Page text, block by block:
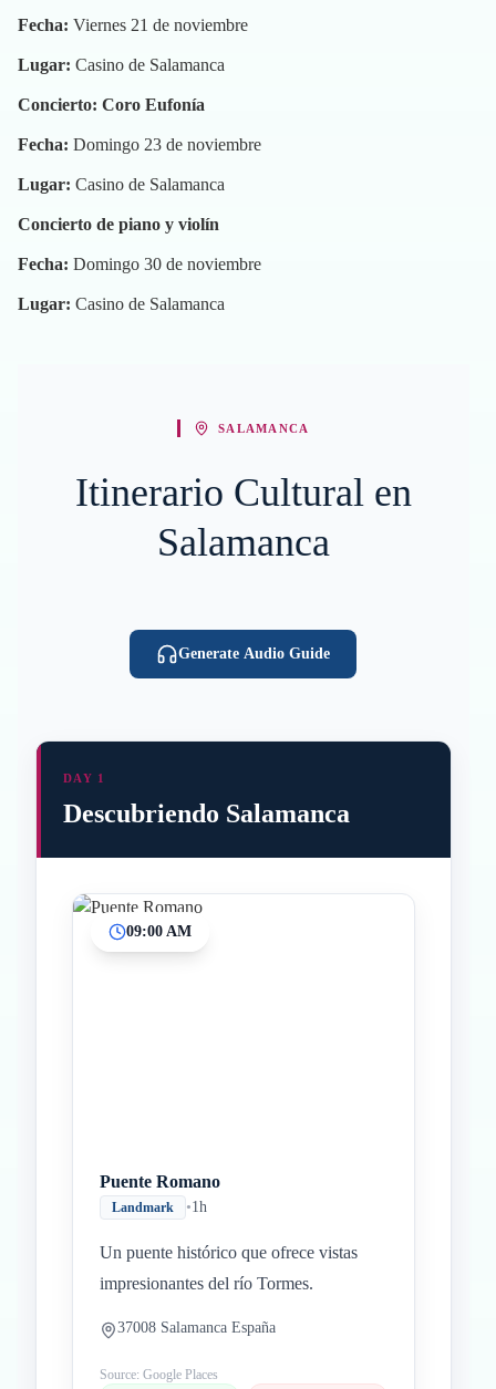
Fecha: Viernes 21 de noviembre
Lugar: Casino de Salamanca
Concierto: Coro Eufonía
Fecha: Domingo 23 de noviembre
Lugar: Casino de Salamanca
Concierto de piano y violín
Fecha: Domingo 30 de noviembre
Lugar: Casino de Salamanca
SALAMANCA
Itinerario Cultural en
Salamanca
Generate Audio Guide
DAY 1
Descubriendo Salamanca
09:00 AM
Puente Romano
Landmark •1h
Un puente histórico que ofrece vistas
impresionantes del río Tormes.
37008 Salamanca España
Source: Google Places